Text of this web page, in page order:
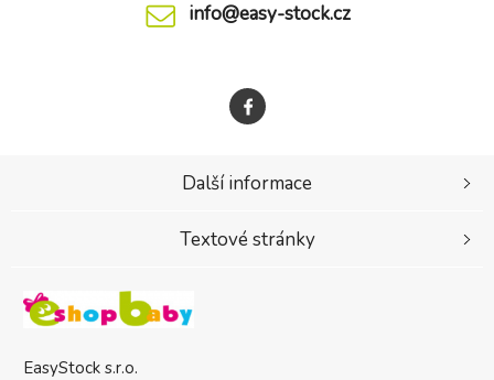
info@easy-stock.cz
EasyStock s.r.o.
Další informace
Textové stránky